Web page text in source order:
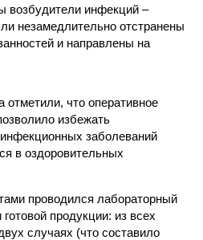
возбудители инфекций –
незамедлительно отстранены
и направлены на
отметили, что оперативное
избежать
заболеваний
в оздоровительных
проводился лабораторный
продукции: из всех
случаях (что составило